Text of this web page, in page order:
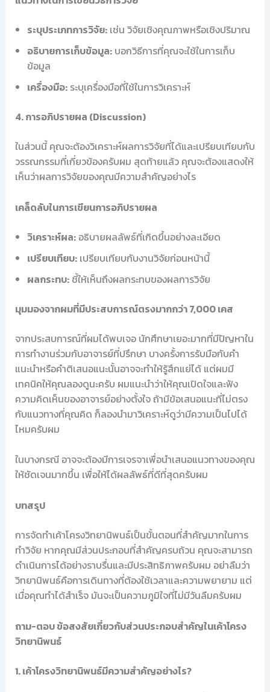
ระบุประเภทการวิจัย:เช่น วิจัยเชิงคุณภาพหรือเชิงปริมาณ
อธิบายการเก็บข้อมูล:บอกวิธีการที่คุณจะใช้ในการเก็บ
ข้อมูล
เครื่องมือ:ระบุเครื่องมือที่ใช้ในการวิเคราะห์
4. การอภิปรายผล (Discussion)
ในส่วนนี้ คุณจะต้องวิเคราะห์ผลการวิจัยที่ได้และเปรียบเทียบกับ
วรรณกรรมที่เกี่ยวข้องครับผม สุดท้ายแล้ว คุณจะต้องแสดงให้
เห็นว่าผลการวิจัยของคุณมีความสำคัญอย่างไร
เคล็ดลับในการเขียนการอภิปรายผล
วิเคราะห์ผล:อธิบายผลลัพธ์ที่เกิดขึ้นอย่างละเอียด
เปรียบเทียบ:เปรียบเทียบกับงานวิจัยก่อนหน้านี้
ผลกระทบ:ชี้ให้เห็นถึงผลกระทบของผลการวิจัย
มุมมองจากผมที่มีประสบการณ์ตรงมากกว่า 7,000 เคส
จากประสบการณ์ที่ผมได้พบเจอ นักศึกษาเยอะมากที่มีปัญหาใน
การทำงานร่วมกับอาจารย์ที่ปรึกษา บางครั้งการรับมือกับคำ
แนะนำหรือคำติเสนอแนะนั้นอาจจะทำให้รู้สึกแย่ได้ แต่ผมมี
เทคนิคให้คุณลองดูนะครับ ผมแนะนำว่าให้คุณเปิดใจและฟัง
ความคิดเห็นของอาจารย์อย่างตั้งใจ ถ้ามีข้อเสนอแนะที่ไม่ตรง
กับแนวทางที่คุณคิด ก็ลองนำมาวิเคราะห์ดูว่ามีความเป็นไปได้
ไหมครับผม
ในบางกรณี อาจจะต้องมีการเจรจาเพื่อนำเสนอแนวทางของคุณ
ให้ชัดเจนมากขึ้น เพื่อให้ได้ผลลัพธ์ที่ดีที่สุดครับผม
บทสรุป
การจัดทำเค้าโครงวิทยานิพนธ์เป็นขั้นตอนที่สำคัญมากในการ
ทำวิจัย หากคุณมีส่วนประกอบที่สำคัญครบถ้วน คุณจะสามารถ
ดำเนินการได้อย่างราบรื่นและมีประสิทธิภาพครับผม อย่าลืมว่า
วิทยานิพนธ์คือการเดินทางที่ต้องใช้เวลาและความพยายาม แต่
เมื่อคุณทำได้สำเร็จ มันจะเป็นความภูมิใจที่ไม่มีวันลืมครับผม
ถาม-ตอบ ข้อสงสัยเกี่ยวกับส่วนประกอบสำคัญในเค้าโครง
วิทยานิพนธ์
1. เค้าโครงวิทยานิพนธ์มีความสำคัญอย่างไร?